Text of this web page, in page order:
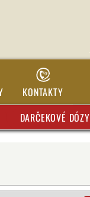
KONTAKTY
DARČEKOVÉ DÓZY